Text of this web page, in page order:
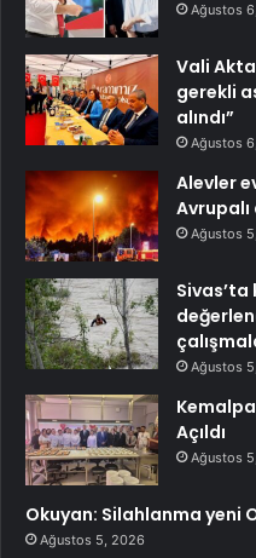
Ağustos
Vali
gerekli
alındı”
Ağustos
Alevler
Ağustos
Ağustos
Açıldı
Ağustos
Okuyan: Silahlanma yeni
Ağustos 5, 2026